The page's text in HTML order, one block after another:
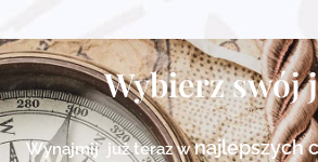
Wybierz swój
Wynajmij już teraz wnajlepszych